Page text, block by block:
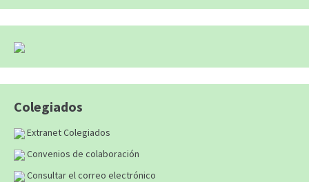
Colegiados
Extranet Colegiados
Convenios de colaboración
Consultar el correo electrónico